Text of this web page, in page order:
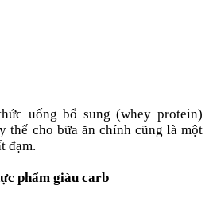
uống bổ sung (whey protein)
thế cho bữa ăn chính cũng là một
đạm.
phẩm giàu carb